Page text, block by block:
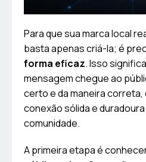
Para que sua marca local
basta apenas criá-la; é
forma eficaz. Isso
mensagem chegue ao
certo e da maneira correta,
conexão sólida e
comunidade.
A primeira etapa é